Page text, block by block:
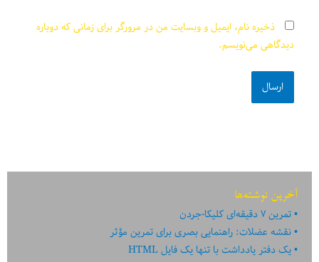
ذخیره نام، ایمیل و وبسایت من در مرورگر برای زمانی که دوباره
دیدگاهی می‌نویسم.
آخرین نوشته‌ها
تمرین ۷ دقیقه‌ای کلیکا-جردن
نقشه عضلات: راهنمایی بصری برای تمرین مؤثر
یک دفتر یادداشت با تنها یک فایل HTML